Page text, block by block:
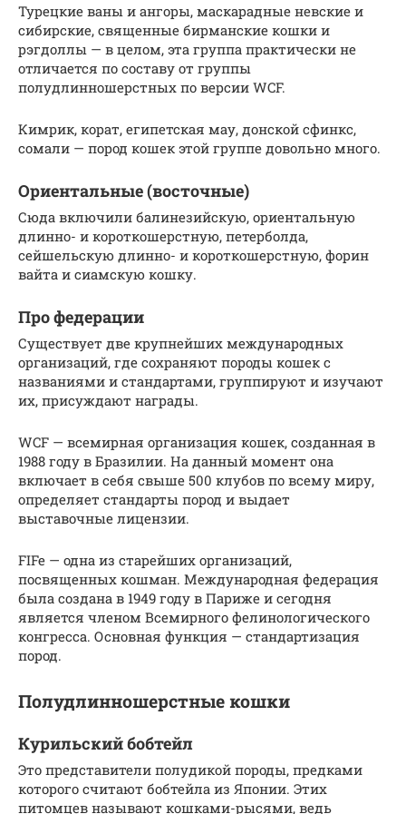
Турецкие ваны и ангоры, маскарадные невские и
сибирские, священные бирманские кошки и
рэгдоллы — в целом, эта группа практически не
отличается по составу от группы
полудлинношерстных по версии WCF.
Кимрик, корат, египетская мау, донской сфинкс,
сомали — пород кошек этой группе довольно много.
Ориентальные (восточные)
Сюда включили балинезийскую, ориентальную
длинно- и короткошерстную, петерболда,
сейшельскую длинно- и короткошерстную, форин
вайта и сиамскую кошку.
Про федерации
Существует две крупнейших международных
организаций, где сохраняют породы кошек с
названиями и стандартами, группируют и изучают
их, присуждают награды.
WCF — всемирная организация кошек, созданная в
1988 году в Бразилии. На данный момент она
включает в себя свыше 500 клубов по всему миру,
определяет стандарты пород и выдает
выставочные лицензии.
FIFe — одна из старейших организаций,
посвященных кошман. Международная федерация
была создана в 1949 году в Париже и сегодня
является членом Всемирного фелинологического
конгресса. Основная функция — стандартизация
пород.
Полудлинношерстные кошки
Курильский бобтейл
Это представители полудикой породы, предками
которого считают бобтейла из Японии. Этих
питомцев называют кошками-рысями, ведь